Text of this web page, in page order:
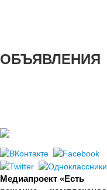
ОБЪЯВЛЕНИЯ
Медиапроект «Есть